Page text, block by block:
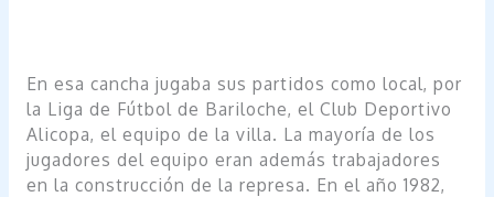
En esa cancha jugaba sus partidos como local, por
la Liga de Fútbol de Bariloche, el Club Deportivo
Alicopa, el equipo de la villa. La mayoría de los
jugadores del equipo eran además trabajadores
en la construcción de la represa. En el año 1982,